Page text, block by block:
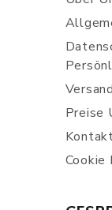
Preise
Cookie